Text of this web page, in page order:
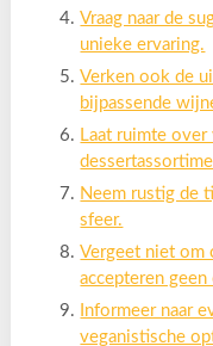
Vraag naar de
unieke ervaring.
Verken ook de
bijpassende
Laat ruimte
Neem rustig de
sfeer.
Vergeet niet om
accepteren geen
Informeer naar
veganistische